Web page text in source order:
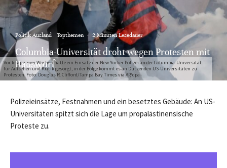
Vor knapp zwei Wochen hatte ein Einsatz der New Yorker Polizei an der Columbia-Universität
für Aufsehen und Kritik gesorgt, in der Folge kommt es an Dutzenden US-Universitäten zu
Protesten. Foto: Douglas R. Clifford/Tampa Bay Times via AP/dpa
Politik Ausland Topthemen · 2 Minuten Lesedauer
Columbia-Universität droht wegen Protesten mit
Rauswurf
Polizeieinsätze, Festnahmen und ein besetztes Gebäude: An US-
Universitäten spitzt sich die Lage um propalästinensische
Proteste zu.